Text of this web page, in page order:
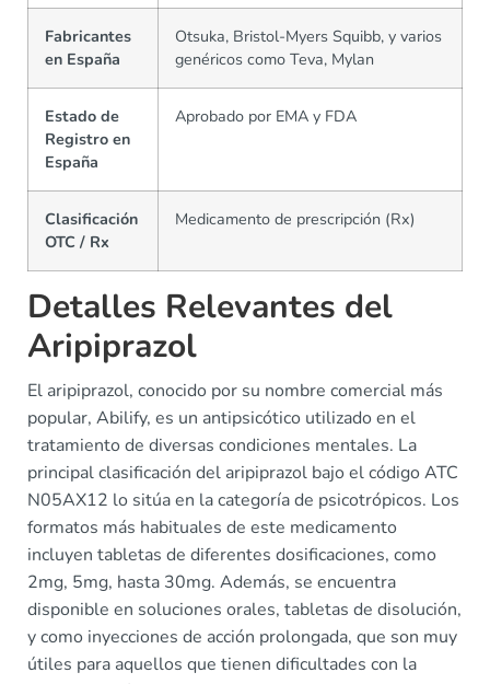
Fabricantes
en España
Otsuka, Bristol-Myers Squibb, y varios
genéricos como Teva, Mylan
Estado de
Registro en
España
Aprobado por EMA y FDA
Clasificación
OTC / Rx
Medicamento de prescripción (Rx)
Detalles Relevantes del
Aripiprazol
El aripiprazol, conocido por su nombre comercial más
popular, Abilify, es un antipsicótico utilizado en el
tratamiento de diversas condiciones mentales. La
principal clasificación del aripiprazol bajo el código ATC
N05AX12 lo sitúa en la categoría de psicotrópicos. Los
formatos más habituales de este medicamento
incluyen tabletas de diferentes dosificaciones, como
2mg, 5mg, hasta 30mg. Además, se encuentra
disponible en soluciones orales, tabletas de disolución,
y como inyecciones de acción prolongada, que son muy
útiles para aquellos que tienen dificultades con la